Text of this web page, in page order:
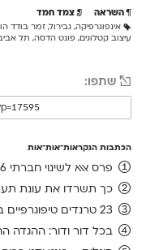
השראה צמד חמד
אינפוגרפיקה, גבירול, זמר בודד
עיצוב קטלוגים, פונט הדסה, תל
שתפו:
הכתבות הנקראות־אות־אות
פרס אאא לשינוי חברתי 2026
כך תשרדו את עונת
23 טרנדים טיפוגרפיים בעיצוב גרפי עברי, ועוד אחד לשנה הבאה
בכל דור ודור: ההגדה